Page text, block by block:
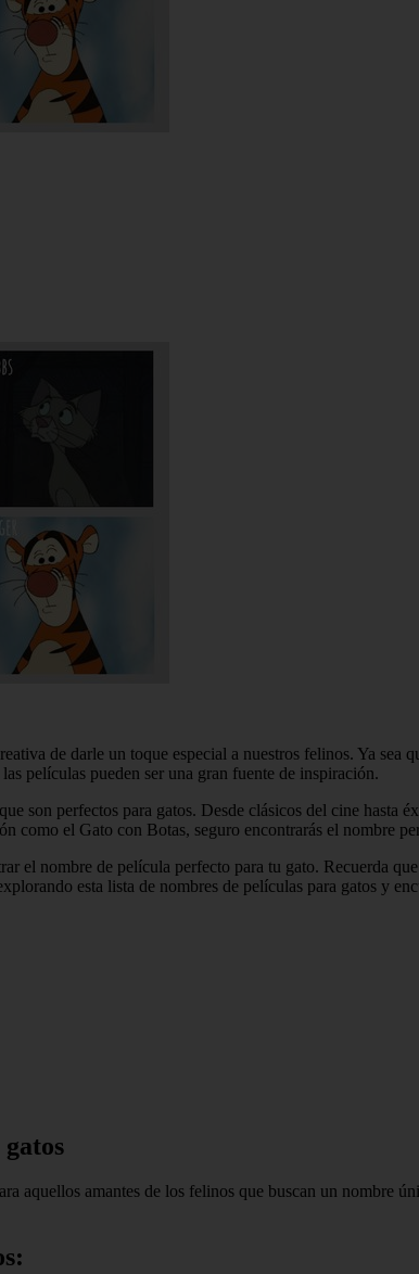
de darle un toque especial a nuestros felinos. Ya sea
películas pueden ser una gran fuente de inspiración.
son perfectos para gatos. Desde clásicos del cine hasta
como el Gato con Botas, seguro encontrarás el nombre
el nombre de película perfecto para tu gato. Recuerda
esta lista de nombres de películas para gatos y
aquellos amantes de los felinos que buscan un nombre